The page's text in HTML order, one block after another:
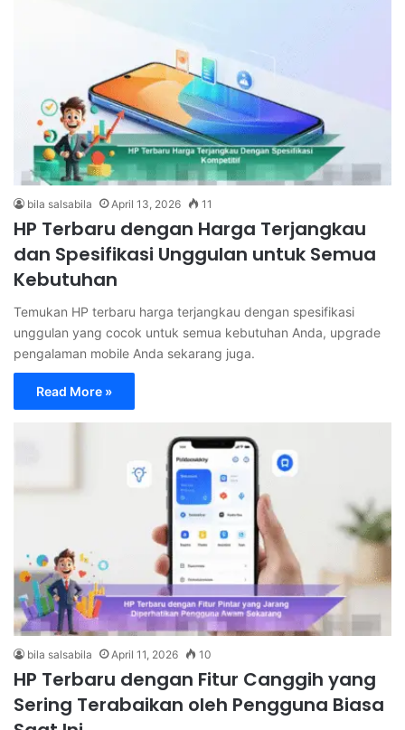
bila salsabila April 13, 2026 11
HP Terbaru dengan Harga Terjangkau
dan Spesifikasi Unggulan untuk Semua
Kebutuhan
Temukan HP terbaru harga terjangkau dengan spesifikasi
unggulan yang cocok untuk semua kebutuhan Anda, upgrade
pengalaman mobile Anda sekarang juga.
Read More »
bila salsabila April 11, 2026 10
HP Terbaru dengan Fitur Canggih yang
Sering Terabaikan oleh Pengguna Biasa